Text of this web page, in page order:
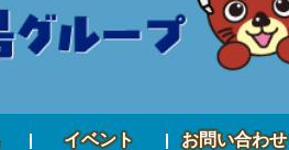
イベント お問い合わせ